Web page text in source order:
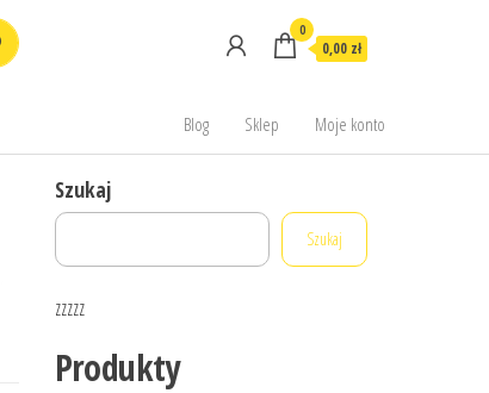
0
0,00 zł
Blog Sklep Moje konto
Szukaj
Szukaj
zzzzz
Produkty